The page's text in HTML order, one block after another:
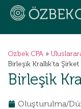
Ozbek CPA »
Birleşik Krallık’ta
Birleşik
Oluşturulma/